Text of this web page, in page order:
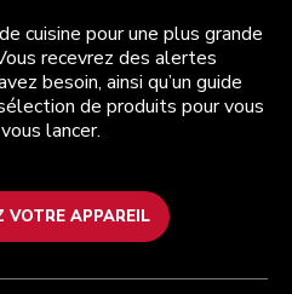
cuisine pour une plus grande
recevrez des alertes
besoin, ainsi qu’un guide
de produits pour vous
lancer.
VOTRE APPAREIL